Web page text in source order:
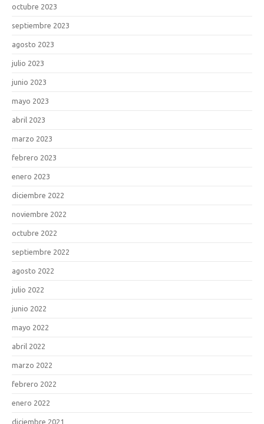
octubre 2023
septiembre 2023
agosto 2023
julio 2023
junio 2023
mayo 2023
abril 2023
marzo 2023
febrero 2023
enero 2023
diciembre 2022
noviembre 2022
octubre 2022
septiembre 2022
agosto 2022
julio 2022
junio 2022
mayo 2022
abril 2022
marzo 2022
febrero 2022
enero 2022
diciembre 2021